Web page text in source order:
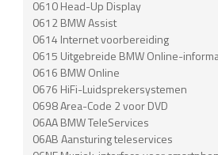
0610 Head-Up Display
0612 BMW Assist
0614 Internet voorbereiding
0615 Uitgebreide BMW Online-
0616 BMW Online
0676 HiFi-Luidsprekersystemen
0698 Area-Code 2 voor DVD
06AA BMW TeleServices
06AB Aansturing teleservices